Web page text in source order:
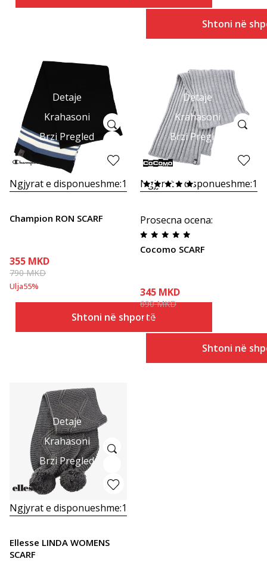
Shtoni në
Detaje
Krahasoni
Brzi Pregled
Ngjyrat e disponueshme:1
Champion RON SCARF
355 MKD
790MKD
Ulja55%
Shtoni në shportë
Detaje
Krahasoni
Brzi Pregled
Ngjyrat e disponueshme:1
Prosecna ocena:
Cocomo SCARF
345 MKD
690MKD
Ulja50
Shtoni në
Detaje
Krahasoni
Brzi Pregled
Ngjyrat e disponueshme:1
Ellesse LINDA WOMENS
SCARF